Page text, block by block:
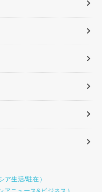
ア生活/駐在）